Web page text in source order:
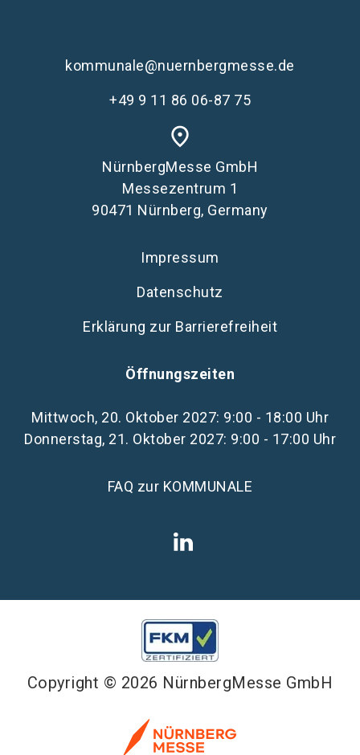
kommunale@nuernbergmesse.de
+49 9 11 86 06-87 75
place
NürnbergMesse GmbH
Messezentrum 1
90471 Nürnberg, Germany
Impressum
Datenschutz
Erklärung zur Barrierefreiheit
Öffnungszeiten
Mittwoch, 20. Oktober 2027: 9:00 - 18:00 Uhr
Donnerstag, 21. Oktober 2027: 9:00 - 17:00 Uhr
FAQ zur KOMMUNALE
Copyright © 2026 NürnbergMesse GmbH